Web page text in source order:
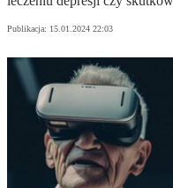
Publikacja: 15.01.2024 22:03